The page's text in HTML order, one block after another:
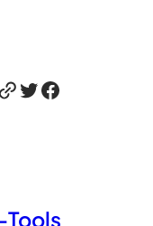
Twitter Facebook